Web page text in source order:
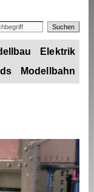
Elektrik
Modellbahn